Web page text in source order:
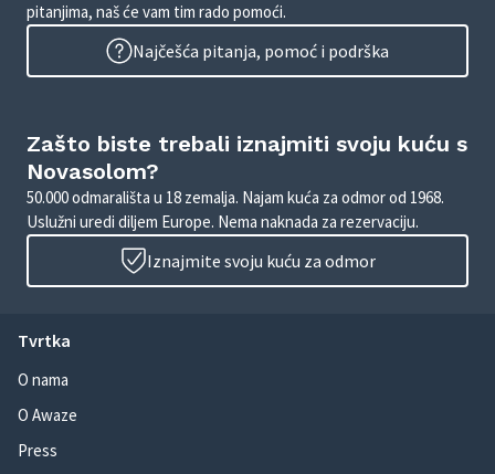
pitanjima, naš će vam tim rado pomoći.
Najčešća pitanja, pomoć i podrška
Zašto biste trebali iznajmiti svoju kuću s
Novasolom?
50.000 odmarališta u 18 zemalja. Najam kuća za odmor od 1968.
Uslužni uredi diljem Europe. Nema naknada za rezervaciju.
Iznajmite svoju kuću za odmor
Tvrtka
O nama
O Awaze
Press